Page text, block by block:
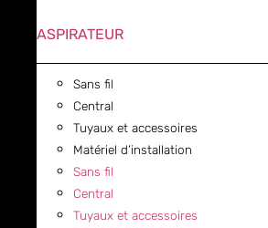
ASPIRATEUR
Sans fil
Central
Tuyaux et accessoires
Matériel d’installation
Sans fil
Central
Tuyaux et accessoires